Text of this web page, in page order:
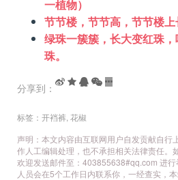
一植物）
节节楼，节节高，节节楼上
绿珠一簇簇，长大变红珠
珠。
分享到：
标签： 开裆裤 花椒
声明：本文内容由互联网用户自发贡献自行
作人工编辑处理，也不承担相关法律责任。
欢迎发送邮件至：403855638#qq.com 进
人员会在5个工作日内联系你，一经查实，